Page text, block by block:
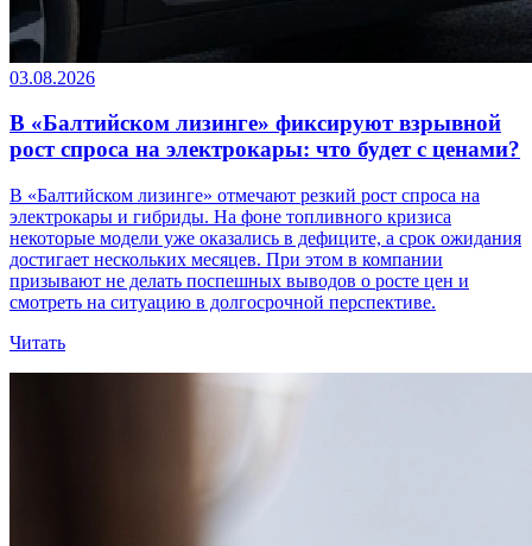
03.08.2026
В «Балтийском лизинге» фиксируют взрывной
рост спроса на электрокары: что будет с ценами?
В «Балтийском лизинге» отмечают резкий рост спроса на
электрокары и гибриды. На фоне топливного кризиса
некоторые модели уже оказались в дефиците, а срок ожидания
достигает нескольких месяцев. При этом в компании
призывают не делать поспешных выводов о росте цен и
смотреть на ситуацию в долгосрочной перспективе.
Читать